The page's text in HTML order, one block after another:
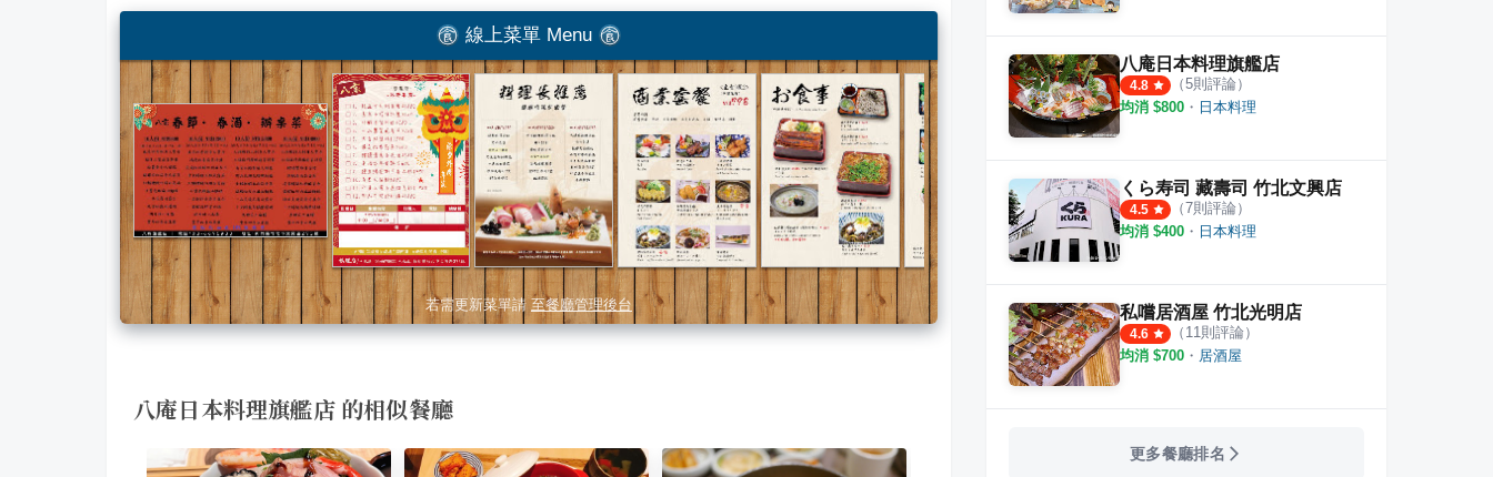
線上菜單 Menu
若需更新菜單請 至餐廳管理後台
八庵日本料理旗艦店 的相似餐廳
八庵日本料理旗艦店
4.8 （5則評論）
均消 $800 ・ 日本料理
くら寿司 藏壽司 竹北文興店
4.5 （7則評論）
均消 $400 ・ 日本料理
私嚐居酒屋 竹北光明店
4.6 （ 11則評論）
均消 $700 ・ 居酒屋
更多餐廳排名